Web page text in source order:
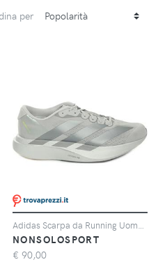
per
NONSOLOSPORT
€ 90,00